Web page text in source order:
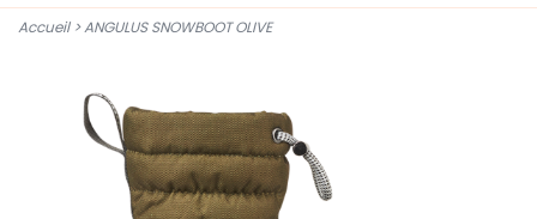
Accueil>ANGULUS SNOWBOOT OLIVE